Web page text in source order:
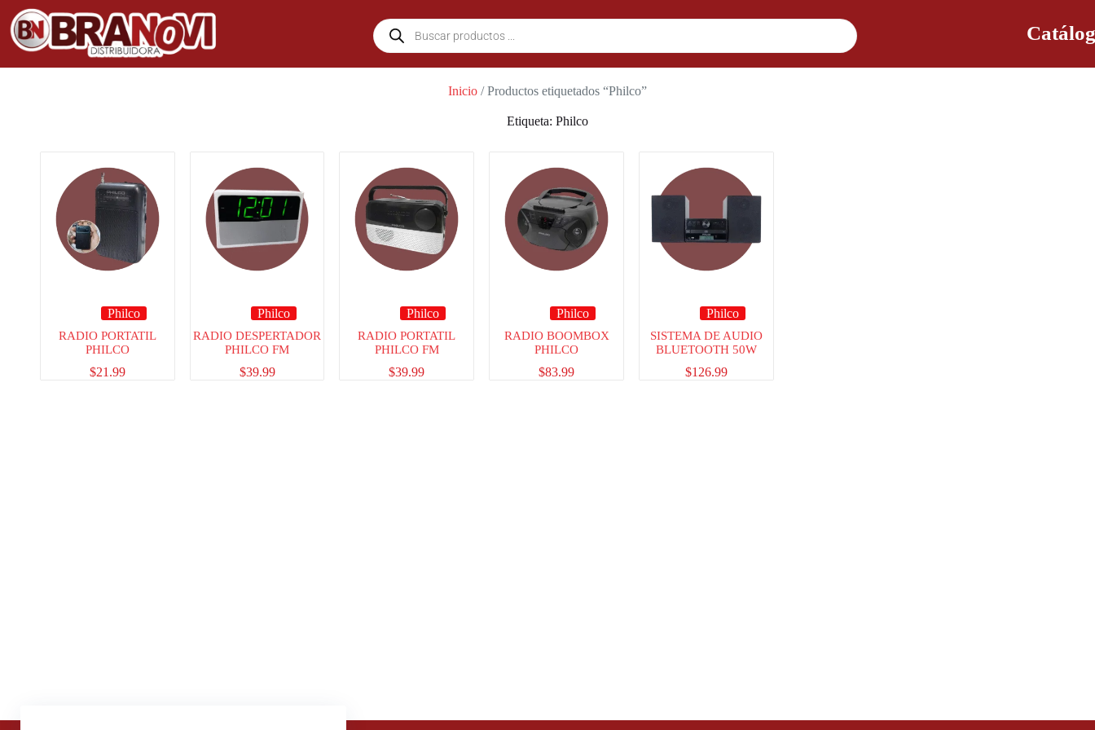
Inicio / Productos etiquetados “Philco”
Etiqueta: Philco
Philco
RADIO PORTATIL
PHILCO
$21.99
Philco
RADIO DESPERTADOR
PHILCO FM
$39.99
Philco
RADIO PORTATIL
PHILCO FM
$39.99
Philco
RADIO BOOMBOX
PHILCO
$83.99
Philco
SISTEMA DE AUDIO
BLUETOOTH 50W
$126.99